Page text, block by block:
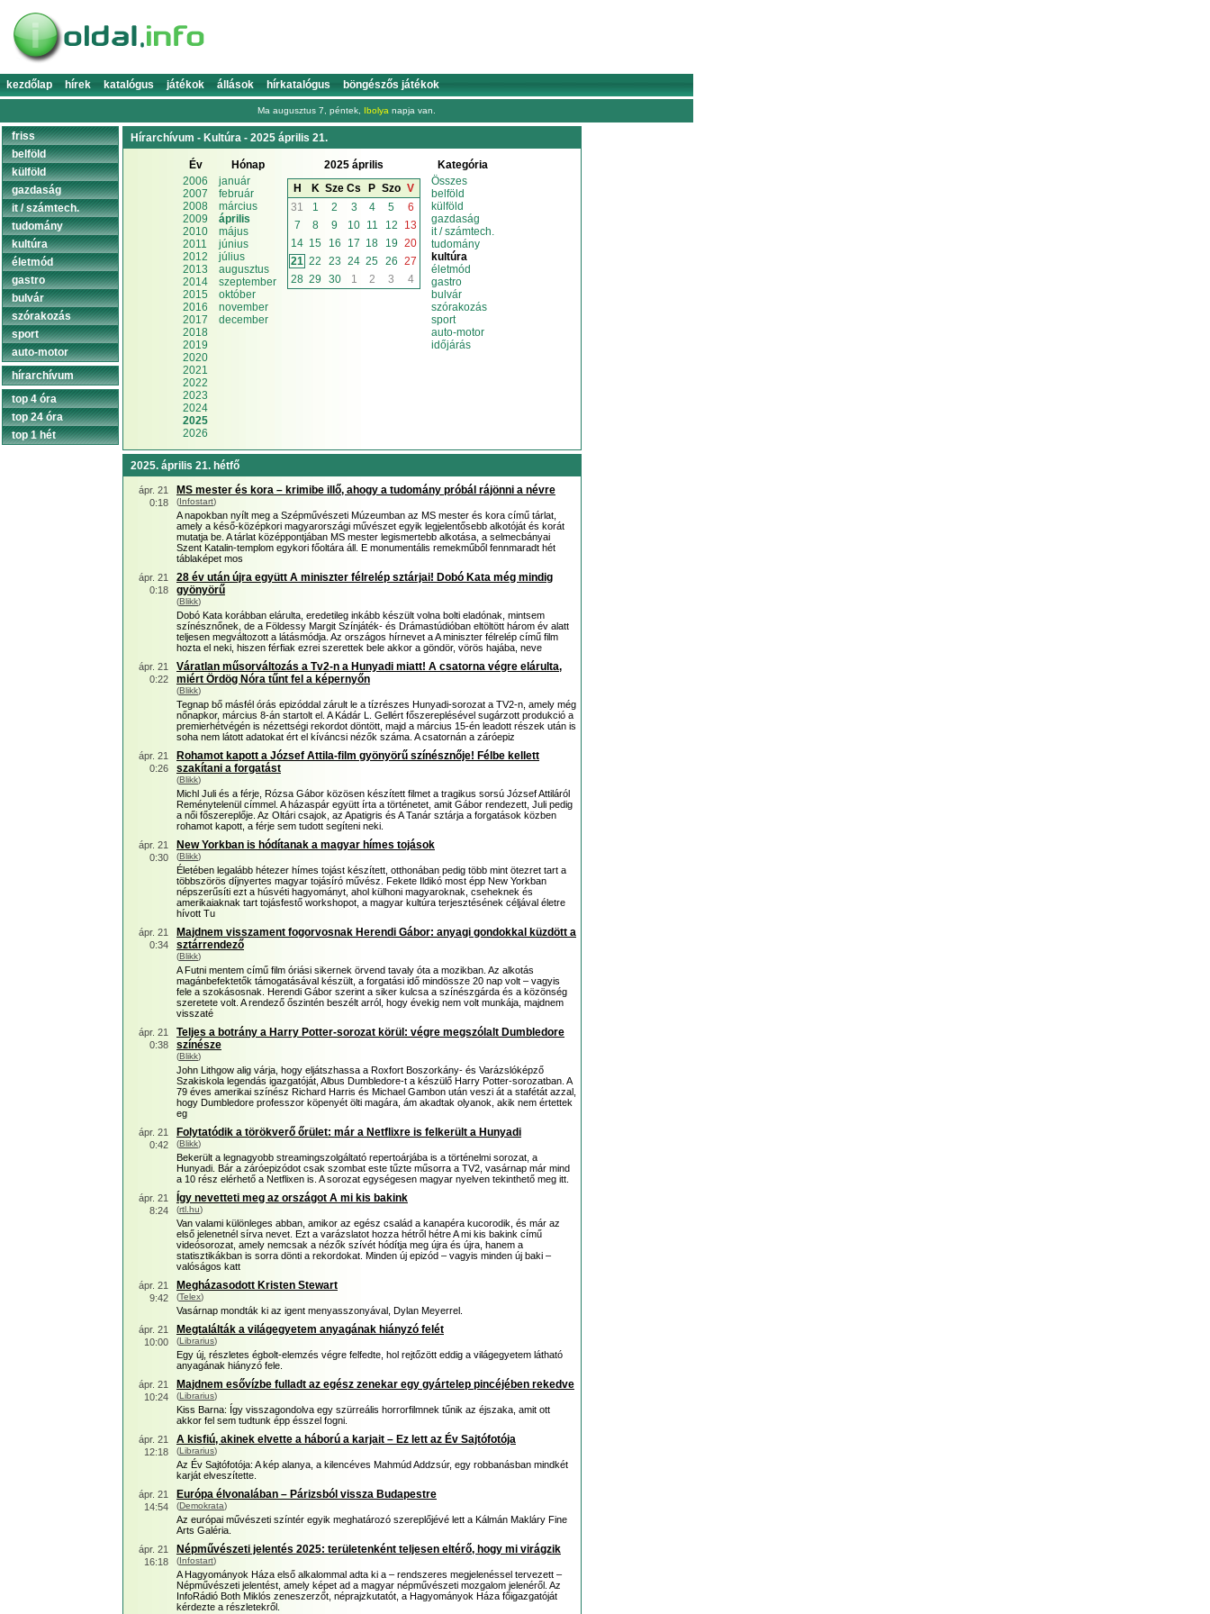
kezdőlap hírek katalógus játékok állások hírkatalógus böngészős játékok
Ma augusztus 7, péntek, Ibolya napja van.
Hírarchívum - Kultúra - 2025 április 21.
Év
2006
2007
2008
2009
2010
2011
2012
2013
2014
2015
2016
2017
2018
2019
2020
2021
2022
2023
2024
2025
2026
Hónap
január
február
március
április
május
június
július
augusztus
szeptember
október
november
december
2025 április
H
K Sze Cs P Szo V
31
1 2 3 4 5
6
7
8 9 10 11 12
13
14 15 16 17 18 19 20
21 22 23 24 25 26 27
28 29 30 1 2 3 4
Kategória
Összes
belföld
külföld
gazdaság
it / számtech.
tudomány
kultúra
életmód
gastro
bulvár
szórakozás
sport
auto-motor
időjárás
2025. április 21. hétfő
ápr. 21
0:18
MS mester és kora – krimibe illő, ahogy a tudomány próbál rájönni a névre
(Infostart)
A napokban nyílt meg a Szépművészeti Múzeumban az MS mester és kora című tárlat,
amely a késő-középkori magyarországi művészet egyik legjelentősebb alkotóját és korát
mutatja be. A tárlat középpontjában MS mester legismertebb alkotása, a selmecbányai
Szent Katalin-templom egykori főoltára áll. E monumentális remekműből fennmaradt hét
táblaképet mos
ápr. 21
0:18
28 év után újra együtt A miniszter félrelép sztárjai! Dobó Kata még mindig
gyönyörű
(Blikk)
Dobó Kata korábban elárulta, eredetileg inkább készült volna bolti eladónak, mintsem
színésznőnek, de a Földessy Margit Színjáték- és Drámastúdióban eltöltött három év alatt
teljesen megváltozott a látásmódja. Az országos hírnevet a A miniszter félrelép című film
hozta el neki, hiszen férfiak ezrei szerettek bele akkor a göndör, vörös hajába, neve
ápr. 21
0:22
Váratlan műsorváltozás a Tv2-n a Hunyadi miatt! A csatorna végre elárulta,
miért Ördög Nóra tűnt fel a képernyőn
(Blikk)
Tegnap bő másfél órás epizóddal zárult le a tízrészes Hunyadi-sorozat a TV2-n, amely még
nőnapkor, március 8-án startolt el. A Kádár L. Gellért főszereplésével sugárzott produkció a
premierhétvégén is nézettségi rekordot döntött, majd a március 15-én leadott részek után is
soha nem látott adatokat ért el kíváncsi nézők száma. A csatornán a záróepiz
ápr. 21
0:26
Rohamot kapott a József Attila-film gyönyörű színésznője! Félbe kellett
szakítani a forgatást
(Blikk)
Michl Juli és a férje, Rózsa Gábor közösen készített filmet a tragikus sorsú József Attiláról
Reménytelenül címmel. A házaspár együtt írta a történetet, amit Gábor rendezett, Juli pedig
a női főszereplője. Az Oltári csajok, az Apatigris és A Tanár sztárja a forgatások közben
rohamot kapott, a férje sem tudott segíteni neki.
ápr. 21
0:30
New Yorkban is hódítanak a magyar hímes tojások
(Blikk)
Életében legalább hétezer hímes tojást készített, otthonában pedig több mint ötezret tart a
többszörös díjnyertes magyar tojásíró művész. Fekete Ildikó most épp New Yorkban
népszerűsíti ezt a húsvéti hagyományt, ahol külhoni magyaroknak, cseheknek és
amerikaiaknak tart tojásfestő workshopot, a magyar kultúra terjesztésének céljával életre
hívott Tu
ápr. 21
0:34
Majdnem visszament fogorvosnak Herendi Gábor: anyagi gondokkal küzdött a
sztárrendező
(Blikk)
A Futni mentem című film óriási sikernek örvend tavaly óta a mozikban. Az alkotás
magánbefektetők támogatásával készült, a forgatási idő mindössze 20 nap volt – vagyis
fele a szokásosnak. Herendi Gábor szerint a siker kulcsa a színészgárda és a közönség
szeretete volt. A rendező őszintén beszélt arról, hogy évekig nem volt munkája, majdnem
visszaté
ápr. 21
0:38
Teljes a botrány a Harry Potter-sorozat körül: végre megszólalt Dumbledore
színésze
(Blikk)
John Lithgow alig várja, hogy eljátszhassa a Roxfort Boszorkány- és Varázslóképző
Szakiskola legendás igazgatóját, Albus Dumbledore-t a készülő Harry Potter-sorozatban. A
79 éves amerikai színész Richard Harris és Michael Gambon után veszi át a stafétát azzal,
hogy Dumbledore professzor köpenyét ölti magára, ám akadtak olyanok, akik nem értettek
eg
ápr. 21
0:42
Folytatódik a törökverő őrület: már a Netflixre is felkerült a Hunyadi
(Blikk)
Bekerült a legnagyobb streamingszolgáltató repertoárjába is a történelmi sorozat, a
Hunyadi. Bár a záróepizódot csak szombat este tűzte műsorra a TV2, vasárnap már mind
a 10 rész elérhető a Netflixen is. A sorozat egységesen magyar nyelven tekinthető meg itt.
ápr. 21
8:24
Így nevetteti meg az országot A mi kis bakink
(rtl.hu)
Van valami különleges abban, amikor az egész család a kanapéra kucorodik, és már az
első jelenetnél sírva nevet. Ezt a varázslatot hozza hétről hétre A mi kis bakink című
videósorozat, amely nemcsak a nézők szívét hódítja meg újra és újra, hanem a
statisztikákban is sorra dönti a rekordokat. Minden új epizód – vagyis minden új baki –
valóságos katt
ápr. 21
9:42
Megházasodott Kristen Stewart
(Telex)
Vasárnap mondták ki az igent menyasszonyával, Dylan Meyerrel.
ápr. 21
10:00
Megtalálták a világegyetem anyagának hiányzó felét
(Librarius)
Egy új, részletes égbolt-elemzés végre felfedte, hol rejtőzött eddig a világegyetem látható
anyagának hiányzó fele.
ápr. 21
10:24
Majdnem esővízbe fulladt az egész zenekar egy gyártelep pincéjében rekedve
(Librarius)
Kiss Barna: Így visszagondolva egy szürreális horrorfilmnek tűnik az éjszaka, amit ott
akkor fel sem tudtunk épp ésszel fogni.
ápr. 21
12:18
A kisfiú, akinek elvette a háború a karjait – Ez lett az Év Sajtófotója
(Librarius)
Az Év Sajtófotója: A kép alanya, a kilencéves Mahmúd Addzsúr, egy robbanásban mindkét
karját elveszítette.
ápr. 21
14:54
Európa élvonalában – Párizsból vissza Budapestre
(Demokrata)
Az európai művészeti színtér egyik meghatározó szereplőjévé lett a Kálmán Makláry Fine
Arts Galéria.
ápr. 21
16:18
Népművészeti jelentés 2025: területenként teljesen eltérő, hogy mi virágzik
(Infostart)
A Hagyományok Háza első alkalommal adta ki a – rendszeres megjelenéssel tervezett –
Népművészeti jelentést, amely képet ad a magyar népművészeti mozgalom jelenéről. Az
InfoRádió Both Miklós zeneszerzőt, néprajzkutatót, a Hagyományok Háza főigazgatóját
kérdezte a részletekről.
friss
belföld
külföld
gazdaság
it / számtech.
tudomány
kultúra
életmód
gastro
bulvár
szórakozás
sport
auto-motor
hírarchívum
top 4 óra
top 24 óra
top 1 hét